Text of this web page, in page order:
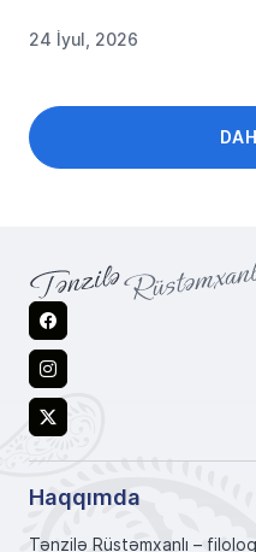
24 İyul, 2026
Facebook
Instagram
X
Haqqımda
Tənzilə Rüstəmxanlı –